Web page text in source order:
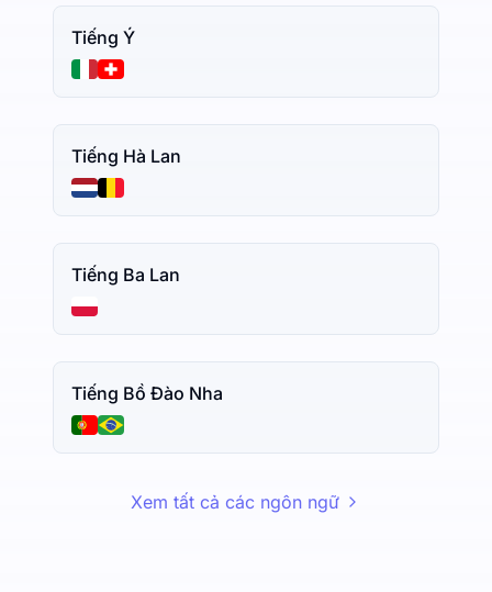
Tiếng Ý
Tiếng Hà Lan
Tiếng Ba Lan
Tiếng Bồ Đào Nha
Xem tất cả các ngôn ngữ